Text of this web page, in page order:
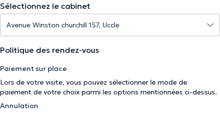
Sélectionnez le cabinet
Politique des rendez-vous
Paiement sur place
Lors de votre visite, vous pouvez sélectionner le mode de
paiement de votre choix parmi les options mentionnées ci-dessus.
Annulation